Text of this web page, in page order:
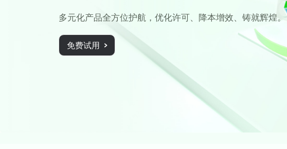
多元化产品全方位护航，优化许可、降本增效、铸就辉煌。
免费试用